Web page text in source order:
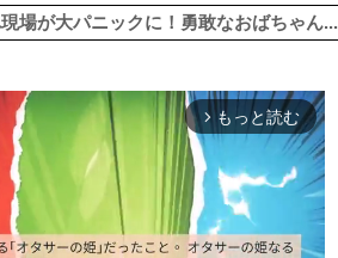
場が大パニックに！勇敢なおばちゃん...
arrow_forward_ios もっと読む